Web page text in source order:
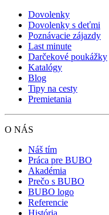
Dovolenky
Dovolenky s deťmi
Poznávacie zájazdy
Last minute
Darčekové poukážky
Katalógy
Blog
Tipy na cesty
Premietania
O NÁS
Náš tím
Práca pre BUBO
Akadémia
Prečo s BUBO
BUBO logo
Referencie
História